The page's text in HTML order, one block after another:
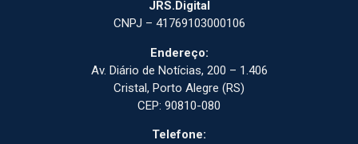
JRS.Digital
CNPJ – 41769103000106
Endereço:
Av. Diário de Notícias, 200 – 1.406
Cristal, Porto Alegre (RS)
CEP: 90810-080
Telefone: